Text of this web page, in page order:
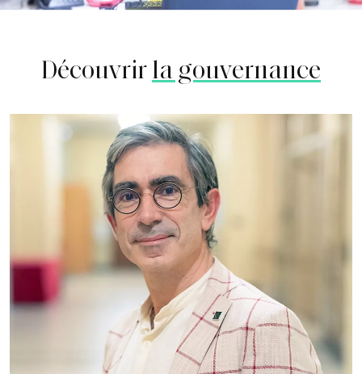
Découvrirla gouvernance